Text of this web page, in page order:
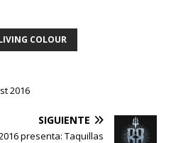
COLOUR
2016
SIGUIENTE
presenta: Taquillas